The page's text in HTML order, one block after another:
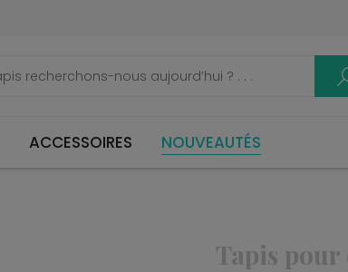
ACCESSOIRES NOUVEAUTÉS
Tapis pour